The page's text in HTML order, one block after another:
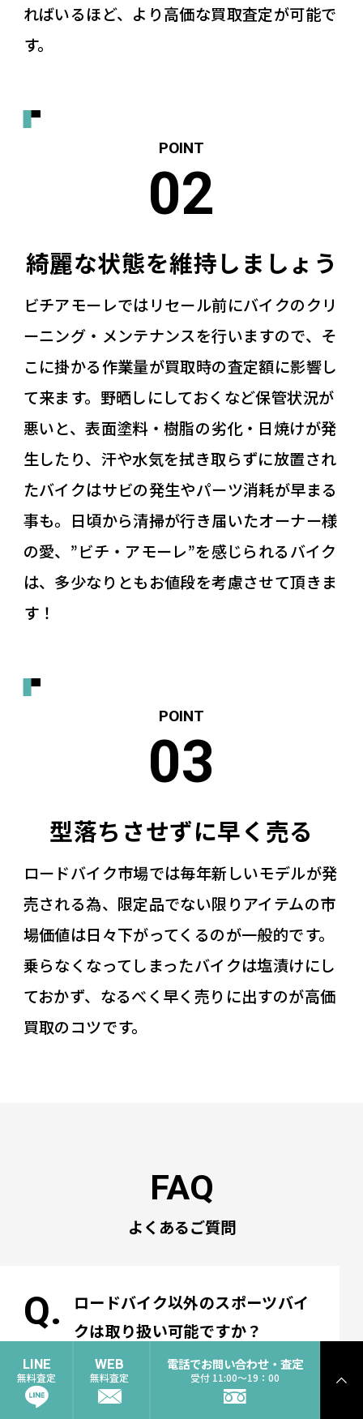
LINE
無料査定
WEB
無料査定
電話でお問い合わせ・査定
受付 11:00〜19：00 ト
ればいるほど、より高価な買取査定が可能で
す。
綺麗な状態を維持しましょう
ビチアモーレではリセール前にバイクのクリ
ーニング・メンテナンスを行いますので、そ
こに掛かる作業量が買取時の査定額に影響し
て来ます。野晒しにしておくなど保管状況が
悪いと、表面塗料・樹脂の劣化・日焼けが発
生したり、汗や水気を拭き取らずに放置され
たバイクはサビの発生やパーツ消耗が早まる
事も。日頃から清掃が行き届いたオーナー様
の愛、”ビチ・アモーレ”を感じられるバイク
は、多少なりともお値段を考慮させて頂きま
す！
型落ちさせずに早く売る
ロードバイク市場では毎年新しいモデルが発
売される為、限定品でない限りアイテムの市
場価値は日々下がってくるのが一般的です。
乗らなくなってしまったバイクは塩漬けにし
ておかず、なるべく早く売りに出すのが高価
買取のコツです。
よくあるご質問
ロードバイク以外のスポーツバイ
クは取り扱い可能ですか？
ビチアモーレはロードバイク専門
の買取店となりますが、一部、買